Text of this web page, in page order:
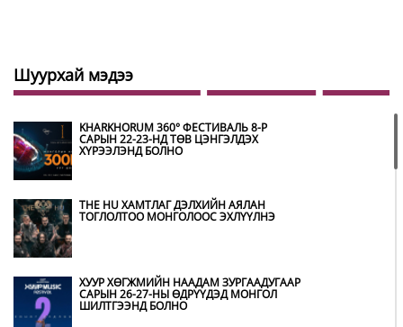
Шуурхай мэдээ
KHARKHORUM 360° ФЕСТИВАЛЬ 8-Р
САРЫН 22-23-НД ТӨВ ЦЭНГЭЛДЭХ
ХҮРЭЭЛЭНД БОЛНО
THE HU ХАМТЛАГ ДЭЛХИЙН АЯЛАН
ТОГЛОЛТОО МОНГОЛООС ЭХЛҮҮЛНЭ
ХУУР ХӨГЖМИЙН НААДАМ ЗУРГААДУГААР
САРЫН 26-27-НЫ ӨДРҮҮДЭД МОНГОЛ
ШИЛТГЭЭНД БОЛНО